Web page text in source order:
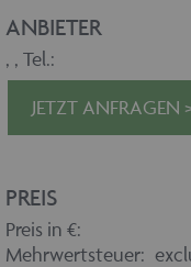
ANBIETER
, , Tel.:
JETZT ANFRAGEN
PREIS
Preis in €:
Mehrwertsteuer: